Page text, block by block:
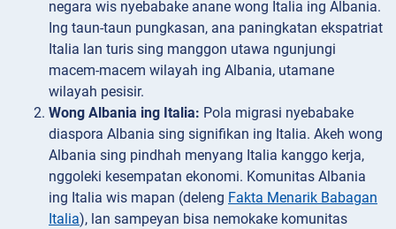
negara wis nyebabake anane wong Italia ing Albania.
Ing taun-taun pungkasan, ana paningkatan ekspatriat
Italia lan turis sing manggon utawa ngunjungi
macem-macem wilayah ing Albania, utamane
wilayah pesisir.
Wong Albania ing Italia: Pola migrasi nyebabake
diaspora Albania sing signifikan ing Italia. Akeh wong
Albania sing pindhah menyang Italia kanggo kerja,
nggoleki kesempatan ekonomi. Komunitas Albania
ing Italia wis mapan (deleng Fakta Menarik Babagan
Italia), lan sampeyan bisa nemokake komunitas